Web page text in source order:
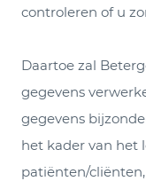
controleren of u
Daartoe zal
gegevens
gegevens
het kader van het
patiënten/